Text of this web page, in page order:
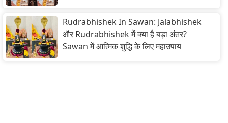
Rudrabhishek In Sawan: Jalabhishek
और Rudrabhishek में क्या है बड़ा अंतर?
Sawan में आत्मिक शुद्धि के लिए महाउपाय